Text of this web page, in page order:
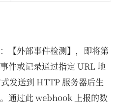
【外部事件检测】，即将第
件或记录通过指定 URL 地
发送到 HTTP 服务器后生
通过此 webhook 上报的数